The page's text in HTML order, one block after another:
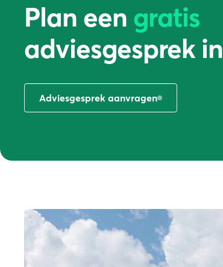
Plan een gratis
adviesgesprek in
Adviesgesprek aanvragen